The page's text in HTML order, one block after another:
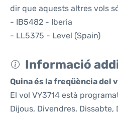
dir que aquests altres vols
- IB5482 - Iberia
- LL5375 - Level (Spain)
Informació
Quina és la freqüència del
El vol VY3714 està
Dijous, Divendres, Dissabte,